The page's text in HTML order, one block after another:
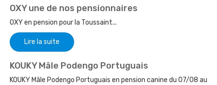
OXY une de nos pensionnaires
OXY en pension pour la Toussaint...
Lire la suite
KOUKY Mâle Podengo Portuguais
KOUKY Mâle Podengo Portuguais en pension canine du 07/08 au